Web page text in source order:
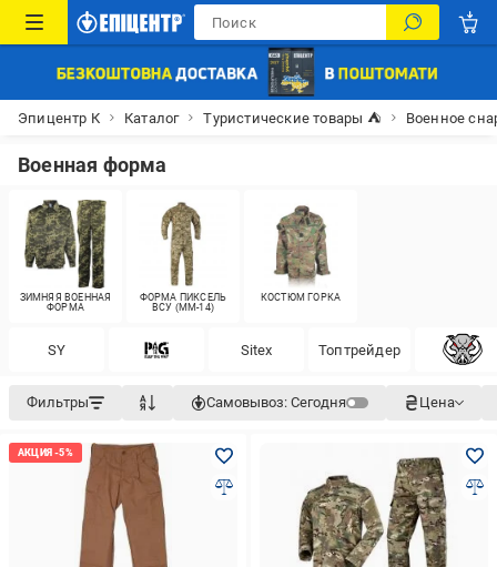
Эпицентр К Каталог Туристические товары ⛺ Военное
Военная форма
ЗИМНЯЯ ВОЕННАЯ
ФОРМА
ФОРМА ПИКСЕЛЬ
ВСУ (MM-14)
КОСТЮМ ГОРКА
SY Siteх Топтрейдер
Фильтры Самовывоз: Сегодня Цена